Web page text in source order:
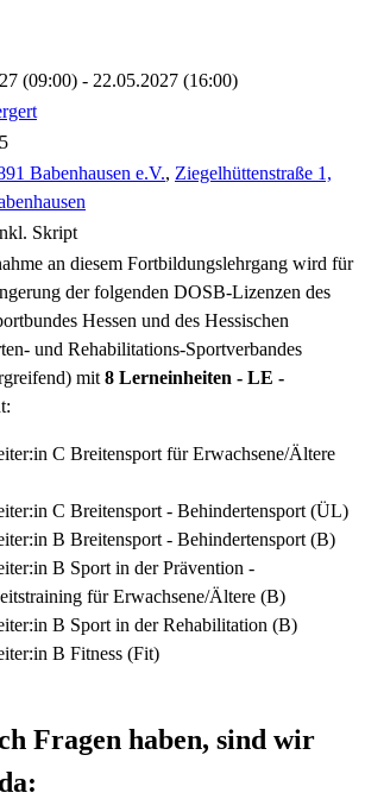
(09:00) - 22.05.2027 (16:00)
Babenhausen e.V., Ziegelhüttenstraße 1,
Skript
an diesem Fortbildungslehrgang wird für
der folgenden DOSB-Lizenzen des
Hessen und des Hessischen
und Rehabilitations-Sportverbandes
mit 8 Lerneinheiten - LE -
C Breitensport für Erwachsene/Ältere
C Breitensport - Behindertensport (ÜL)
B Breitensport - Behindertensport (B)
B Sport in der Prävention -
für Erwachsene/Ältere (B)
B Sport in der Rehabilitation (B)
B Fitness (Fit)
Fragen haben, sind wir